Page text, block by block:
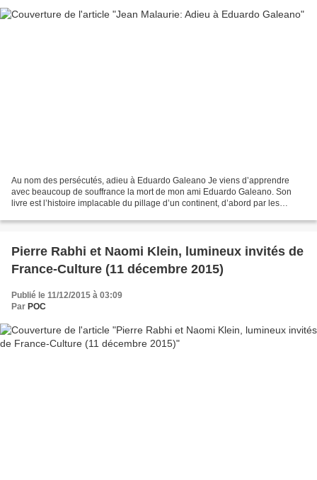
Au nom des persécutés, adieu à Eduardo Galeano Je viens d’apprendre
avec beaucoup de souffrance la mort de mon ami Eduardo Galeano. Son
livre est l’histoire implacable du pillage d’un continent, d’abord par les
Pierre Rabhi et Naomi Klein, lumineux invités de
France-Culture (11 décembre 2015)
Publié le 11/12/2015 à 03:09
Par POC